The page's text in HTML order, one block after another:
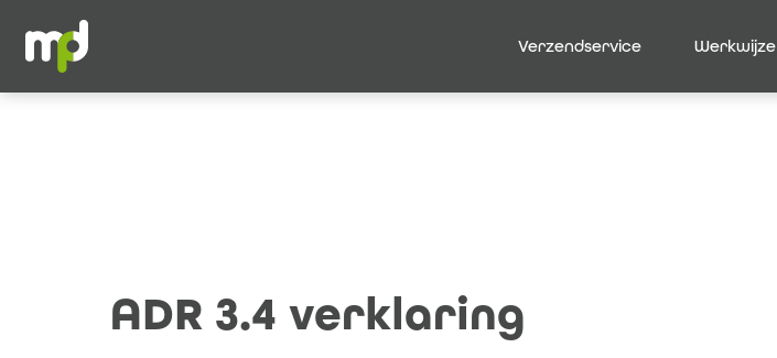
Verzendservice Werkwijze
ADR 3.4 verklaring